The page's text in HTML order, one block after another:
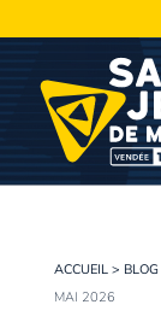
ACCUEIL> BLOG
MAI 2026